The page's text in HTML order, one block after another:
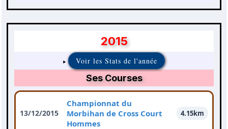
2015
Voir les Stats de l'année
Ses Courses
13/12/2015
Championnat du
Morbihan de Cross Court
Hommes
4.15km